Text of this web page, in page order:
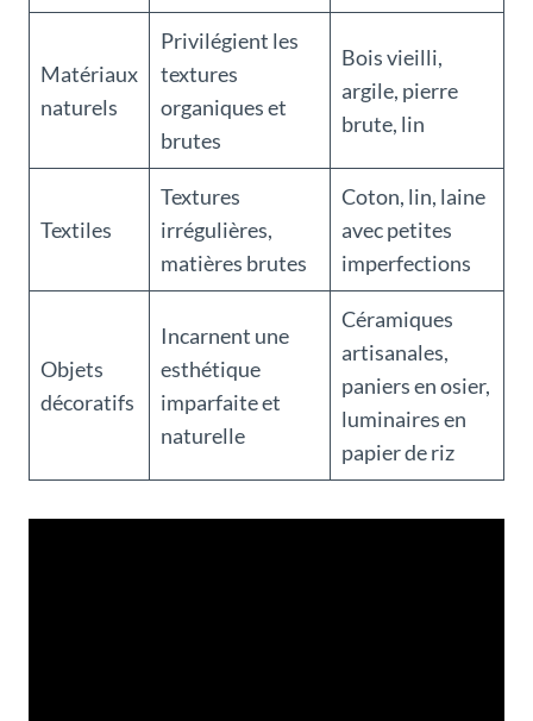
Matériaux
naturels
Privilégient les
textures
organiques et
brutes
Bois vieilli,
argile, pierre
brute, lin
Textiles
Textures
irrégulières,
matières brutes
Coton, lin, laine
avec petites
imperfections
Objets
décoratifs
Incarnent une
esthétique
imparfaite et
naturelle
Céramiques
artisanales,
paniers en osier,
luminaires en
papier de riz